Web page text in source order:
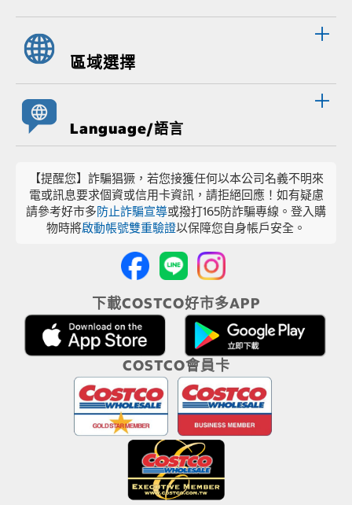
區域選擇
Language/語言
【提醒您】詐騙猖獗，若您接獲任何以本公司名義不明來
電或訊息要求個資或信用卡資訊，請拒絕回應！如有疑慮
請參考好市多防止詐騙宣導或撥打165防詐騙專線。登入購
物時將啟動帳號雙重驗證以保障您自身帳戶安全。
下載COSTCO好市多APP
COSTCO會員卡